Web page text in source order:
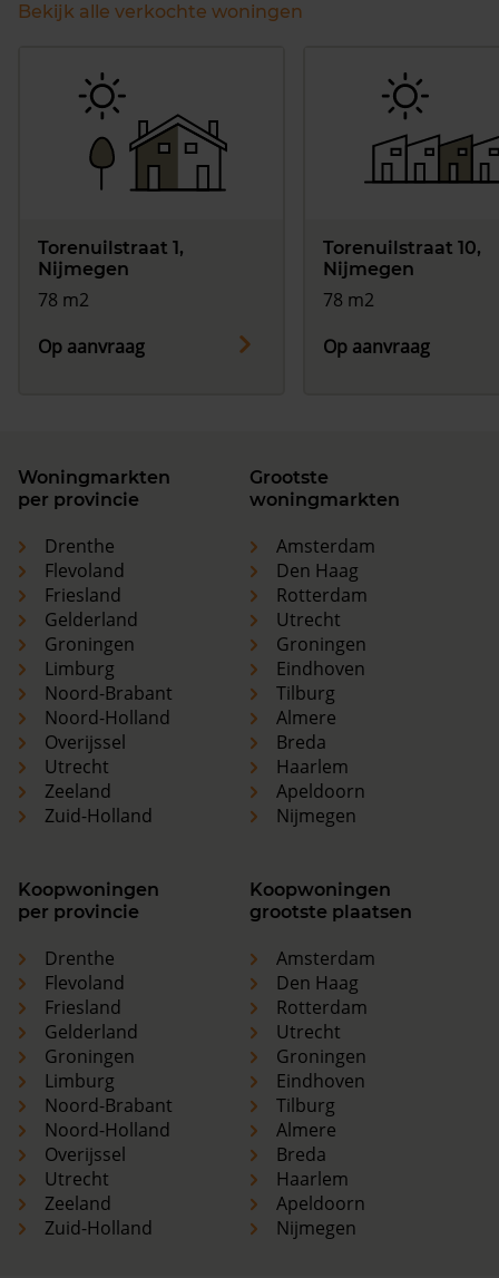
Bekijk alle verkochte woningen
Torenuilstraat 1,
Nijmegen
78 m2
Op aanvraag
Torenuilstraat 10,
Nijmegen
78 m2
Op aanvraag
Woningmarkten
per provincie
Drenthe
Flevoland
Friesland
Gelderland
Groningen
Limburg
Noord-Brabant
Noord-Holland
Overijssel
Utrecht
Zeeland
Zuid-Holland
Grootste
woningmarkten
Amsterdam
Den Haag
Rotterdam
Utrecht
Groningen
Eindhoven
Tilburg
Almere
Breda
Haarlem
Apeldoorn
Nijmegen
Koopwoningen
per provincie
Drenthe
Flevoland
Friesland
Gelderland
Groningen
Limburg
Noord-Brabant
Noord-Holland
Overijssel
Utrecht
Zeeland
Zuid-Holland
Koopwoningen
grootste plaatsen
Amsterdam
Den Haag
Rotterdam
Utrecht
Groningen
Eindhoven
Tilburg
Almere
Breda
Haarlem
Apeldoorn
Nijmegen